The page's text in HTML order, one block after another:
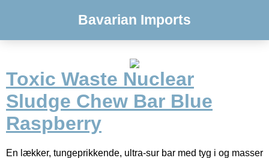
Bavarian Imports
Toxic Waste Nuclear
Sludge Chew Bar Blue
Raspberry
En lækker, tungeprikkende, ultra-sur bar med tyg i og masser